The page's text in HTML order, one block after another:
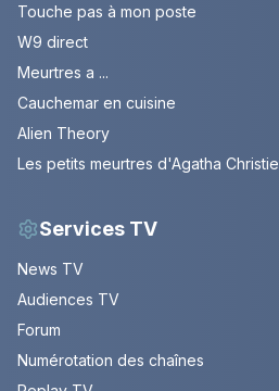
Touche pas à mon poste
W9 direct
Meurtres a ...
Cauchemar en cuisine
Alien Theory
Les petits meurtres d'Agatha Christie
Services TV
News TV
Audiences TV
Forum
Numérotation des chaînes